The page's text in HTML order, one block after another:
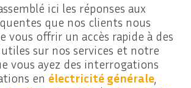
ici les réponses aux
que nos clients nous
vous offrir un accès rapide à des
sur nos services et notre
vous ayez des interrogations
en électricité générale